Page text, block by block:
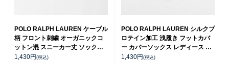
POLO RALPH LAUREN ケーブル
柄 フロント刺繍 オーガニックコ
ットン混 スニーカー丈 ソックス
レディース 03207868
1,430円(税込)
POLO RALPH LAUREN シルクプ
ロテイン加工 浅履き フットカバ
ー カバーソックス レディース 日
本製 【365日最短翌日発送】
1,430円(税込)